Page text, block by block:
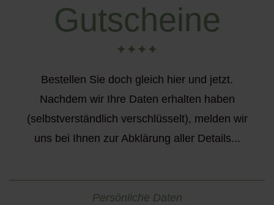
Gutscheine
Bestellen Sie doch gleich hier und jetzt.
Nachdem wir Ihre Daten erhalten haben
(selbstverständlich verschlüsselt), melden wir
uns bei Ihnen zur Abklärung aller Details...
Persönliche Daten